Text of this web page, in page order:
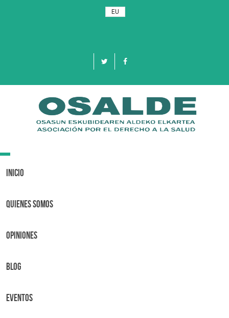
EU
Toggle
Inicio
Quienes Somos
OPINIONES
BLOG
Eventos